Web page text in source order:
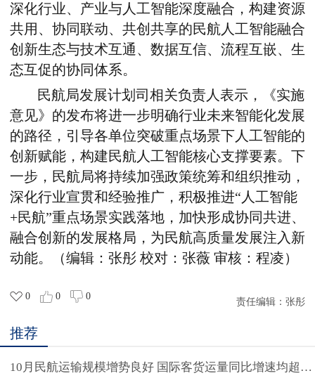
深化行业、产业与人工智能深度融合，构建资源
共用、协同联动、共创共享的民航人工智能融合
创新生态与技术互通、数据互信、流程互嵌、生
态互促的协同体系。
民航局发展计划司相关负责人表示，《实施
意见》的发布将进一步明确行业未来智能化发展
的路径，引导各单位突破重点场景下人工智能的
创新赋能，构建民航人工智能核心支撑要素。下
一步，民航局将持续加强政策统筹和组织推动，
深化行业宣贯和经验推广，积极推进“人工智能
+民航”重点场景实践落地，加快形成协同共进、
融合创新的发展格局，为民航高质量发展注入新
动能。（编辑：张彤 校对：张薇 审核：程凌）
0 0 0
责任编辑： 张彤
推荐
10月民航运输规模增势良好 国际客货运量同比增速均超